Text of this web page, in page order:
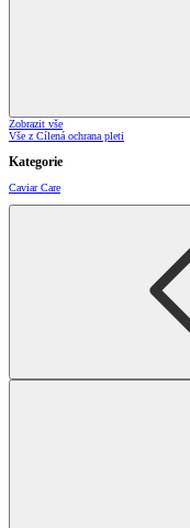
Zobrazit vše
Vše z Cílená ochrana pleti
Kategorie
Caviar Care